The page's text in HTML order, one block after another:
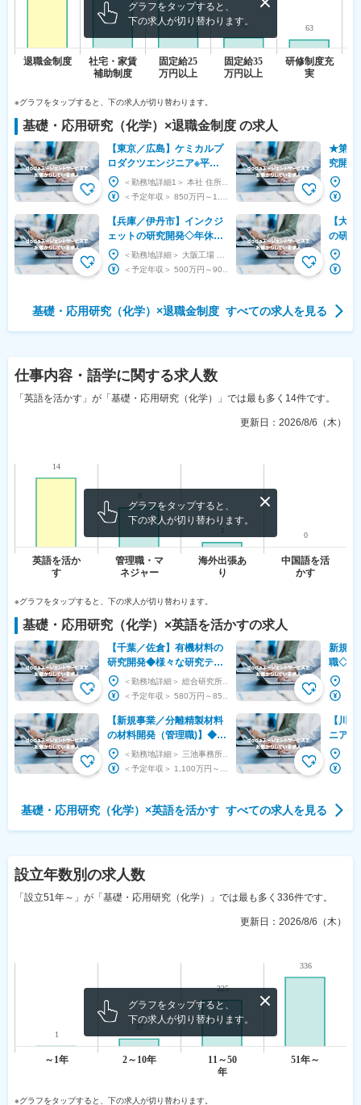
グラフをタップすると、
下の求人が切り替わります。
※グラフをタップすると、下の求人が切り替わります。
基礎・応用研究（化学） ×退職金制度の求人
【東京／広島】ケミカルプ
ロダクツエンジニア※平均
年収1,671万円／半導体製
造装置トップシェア
【兵庫／伊丹市】インクジ
ェットの研究開発◇年休
127日／残業20h／プライム
上場／世界第3位の売上
★第二
究開
錆塗
ライム
【大
の研
と取
料メー
基礎・応用研究（化学） ×退職金制度 すべての求人を見る
仕事内容・語学に関する求人数
「英語を活かす」が「基礎・応用研究（化学）」では最も多く14件です。
更新日： 2026/8/6（木）
グラフをタップすると、
下の求人が切り替わります。
※グラフをタップすると、下の求人が切り替わります。
基礎・応用研究（化学） ×英語を活かすの求人
【千葉／佐倉】有機材料の
研究開発◆様々な研究テー
マに挑戦／グローバル展開
◎年休126日・フレックス
【新規事業／分離精製材料
の材料開発（管理職)】◆経
営企画部直轄◆プライム◆
在宅フレックス有※330
新規
職◇セ
離精
＃330
【川
ニア
ック
発等◇
基礎・応用研究（化学） ×英語を活かす すべての求人を見る
設立年数別の求人数
「設立51年～」が「基礎・応用研究（化学）」では最も多く336件です。
更新日： 2026/8/6（木）
グラフをタップすると、
下の求人が切り替わります。
※グラフをタップすると、下の求人が切り替わります。